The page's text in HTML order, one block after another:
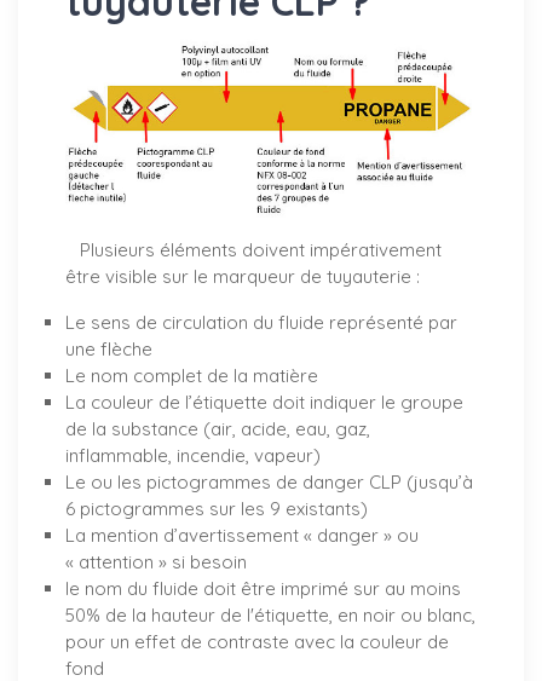
Plusieurs éléments doivent impérativement
être visible sur le marqueur de tuyauterie :
Le sens de circulation du fluide représenté par
une flèche
Le nom complet de la matière
La couleur de l’étiquette doit indiquer le groupe
de la substance (air, acide, eau, gaz,
inflammable, incendie, vapeur)
Le ou les pictogrammes de danger CLP (jusqu’à
6 pictogrammes sur les 9 existants)
La mention d’avertissement « danger » ou
« attention » si besoin
le nom du fluide doit être imprimé sur au moins
50% de la hauteur de l'étiquette, en noir ou blanc,
pour un effet de contraste avec la couleur de
fond